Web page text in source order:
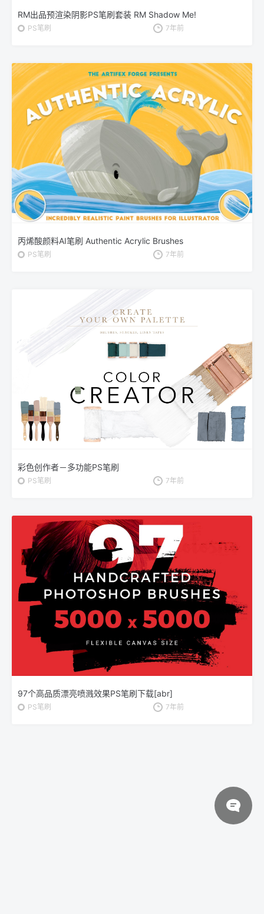
RM出品预渲染阴影PS笔刷套装 RM Shadow Me!
PS笔刷 7年前
丙烯酸颜料AI笔刷 Authentic Acrylic Brushes
PS笔刷 7年前
彩色创作者－多功能PS笔刷
PS笔刷 7年前
97个高品质漂亮喷溅效果PS笔刷下载[abr]
PS笔刷 7年前